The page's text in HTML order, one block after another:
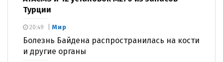
Турции
Мир
Болезнь Байдена распространилась на кости
и другие органы
20:49